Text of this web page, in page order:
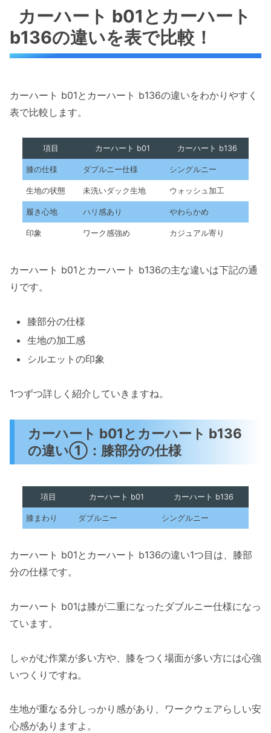
カーハート b01とカーハート
b136の違いを表で比較！
カーハート b01とカーハート b136の違いをわかりやすく
表で比較します。
項目 カーハート b01 カーハート b136
膝の仕様 ダブルニー仕様 シングルニー
生地の状態 未洗いダック生地 ウォッシュ加工
履き心地 ハリ感あり やわらかめ
印象 ワーク感強め カジュアル寄り
カーハート b01とカーハート b136の主な違いは下記の通
りです。
膝部分の仕様
生地の加工感
シルエットの印象
1つずつ詳しく紹介していきますね。
カーハート b01とカーハート b136
の違い①：膝部分の仕様
項目 カーハート b01 カーハート b136
膝まわり ダブルニー シングルニー
カーハート b01とカーハート b136の違い1つ目は、膝部
分の仕様です。
カーハート b01は膝が二重になったダブルニー仕様になっ
ています。
しゃがむ作業が多い方や、膝をつく場面が多い方には心強
いつくりですね。
生地が重なる分しっかり感があり、ワークウェアらしい安
心感がありますよ。